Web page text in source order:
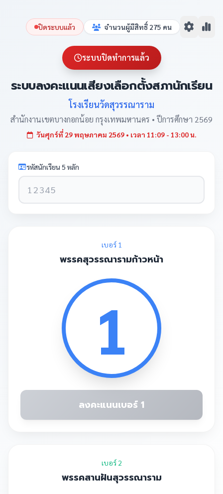
ปิดระบบแล้ว จำนวนผู้มีสิทธิ์ 275 คน
ระบบปิดทำการแล้ว
ระบบลงคะแนนเสียงเลือกตั้งสภานักเรียน
โรงเรียนวัดสุวรรณาราม
สำนักงานเขตบางกอกน้อย กรุงเทพมหานคร • ปีการศึกษา 2569
วันศุกร์ที่ 29 พฤษภาคม 2569• เวลา 11:09 - 13:00 น.
รหัสนักเรียน 5 หลัก
เบอร์ 1
พรรคสุวรรณารามก้าวหน้า
1
ลงคะแนนเบอร์ 1
เบอร์ 2
พรรคสานฝันสุวรรณาราม